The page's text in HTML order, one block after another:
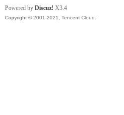
Powered by Discuz! X3.4
Copyright © 2001-2021, Tencent Cloud.